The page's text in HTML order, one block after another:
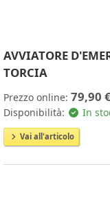
AVVIATORE
TORCIA
Prezzo online: 79,90
Disponibilità: In
Vai all'articolo